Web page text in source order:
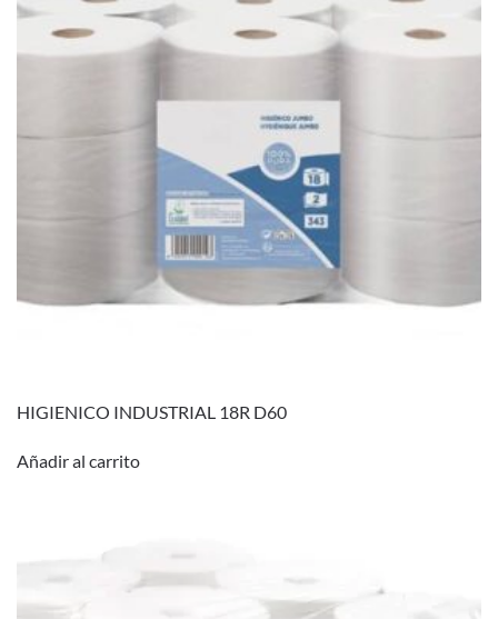
HIGIENICO INDUSTRIAL 18R D60
Añadir al carrito